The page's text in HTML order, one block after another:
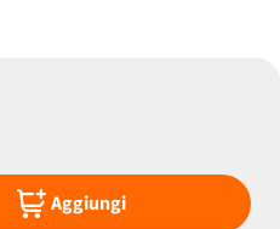
Aggiungi